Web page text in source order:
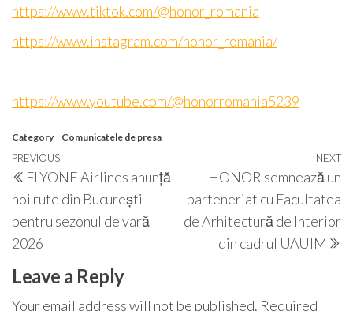
https://www.tiktok.com/@honor_romania
https://www.instagram.com/honor_romania/
https://www.youtube.com/@honorromania5239
Category Comunicatele de presa
Post
navigation
Previous
Post
PREVIOUS
FLYONE Airlines anunță
noi rute din București
pentru sezonul de vară
2026
NEXT
HONOR semnează un
parteneriat cu Facultatea
de Arhitectură de Interior
din cadrul UAUIM
Leave a Reply
Your email address will not be published. Required